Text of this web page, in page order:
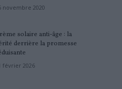
novembre 2020
solaire anti-âge : la
derrière la promesse
février 2026